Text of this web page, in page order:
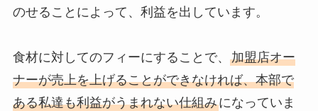
のせることによって、利益を出しています。
食材に対してのフィーにすることで、 加盟店オー
ナーが売上を上げることができなければ、本部で
ある私達も利益がうまれない仕組みになっていま